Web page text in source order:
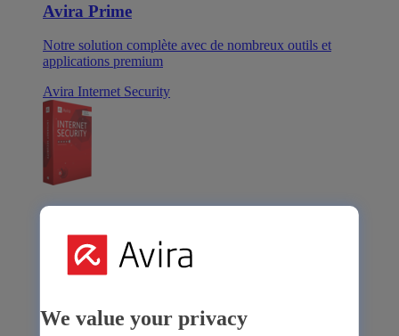
Avira Prime
Notre solution complète avec de nombreux outils et
applications premium
Avira Internet Security
Notre solution 3-en-1 avec de nombreux outils premium
Free Security
We value your privacy